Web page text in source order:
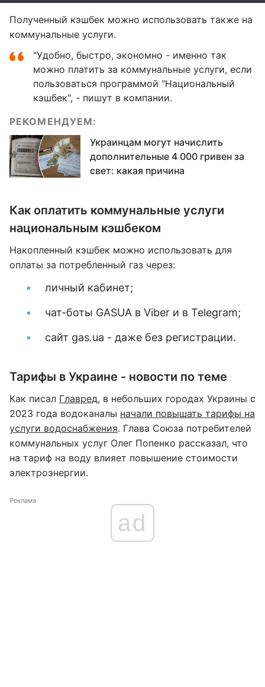
Полученный кэшбек можно использовать также на
коммунальные услуги.
"Удобно, быстро, экономно - именно так
можно платить за коммунальные услуги, если
пользоваться программой "Национальный
кэшбек", - пишут в компании.
РЕКОМЕНДУЕМ:
Украинцам могут начислить
дополнительные 4 000 гривен за
свет: какая причина
Как оплатить коммунальные услуги
национальным кэшбеком
Накопленный кэшбек можно использовать для
оплаты за потребленный газ через:
личный кабинет;
чат-боты GASUA в Viber и в Telegram;
сайт gas.ua - даже без регистрации.
Тарифы в Украине - новости по теме
Как писал Главред, в небольших городах Украины с
2023 года водоканалы начали повышать тарифы на
услуги водоснабжения. Глава Союза потребителей
коммунальных услуг Олег Попенко рассказал, что
на тариф на воду влияет повышение стоимости
электроэнергии.
Реклама
ad